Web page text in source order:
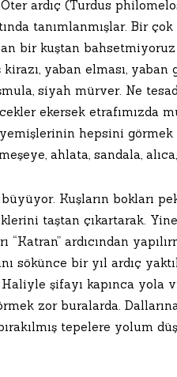
ardıç (Turdus
tanımlanmışlar. Bir
bir kuştan bahsetmiyoruz
yaban elması, yaban
siyah mürver. Ne
ekersek etrafımızda
hepsini
ahlata, sandala,
büyüyor. Kuşların bokları
taştan çıkartarak.
ardıcından
sökünce bir yıl ardıç
şifayı kapınca
zor buralarda.
tepelere yolum